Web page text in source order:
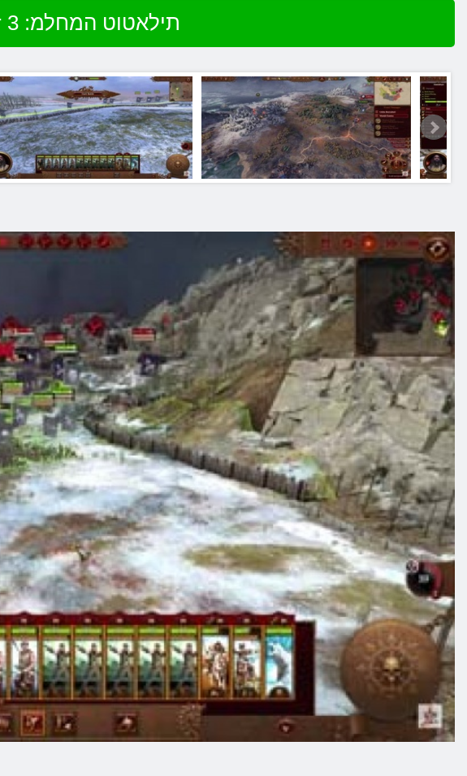
שחק ב Warhammer 3 :תילאטוט המחלמ